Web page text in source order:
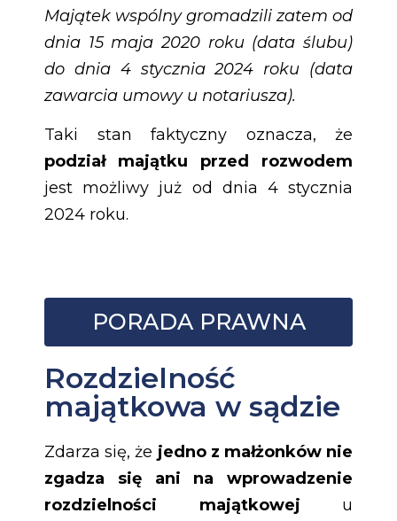
Majątek wspólny gromadzili zatem od
dnia 15 maja 2020 roku (data ślubu)
do dnia 4 stycznia 2024 roku (data
zawarcia umowy u notariusza).
Taki stan faktyczny oznacza, że
podział majątku przed rozwodem
jest możliwy już od dnia 4 stycznia
2024 roku.
PORADA PRAWNA
Rozdzielność
majątkowa w sądzie
Zdarza się, że jedno z małżonków nie
zgadza się ani na wprowadzenie
rozdzielności majątkowej u